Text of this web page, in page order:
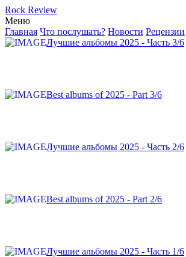
Rock Review
Меню
Главная Что послушать? Новости Рецензии
Лучшие альбомы 2025 - Часть 3/6
Best albums of 2025 - Part 3/6
Лучшие альбомы 2025 - Часть 2/6
Best albums of 2025 - Part 2/6
Лучшие альбомы 2025 - Часть 1/6